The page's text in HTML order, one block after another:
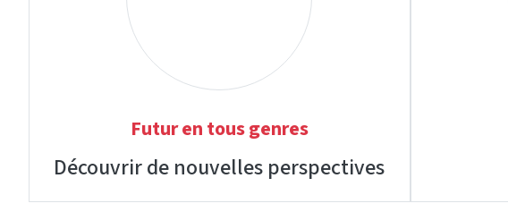
Futur en tous genres
Découvrir de nouvelles perspectives